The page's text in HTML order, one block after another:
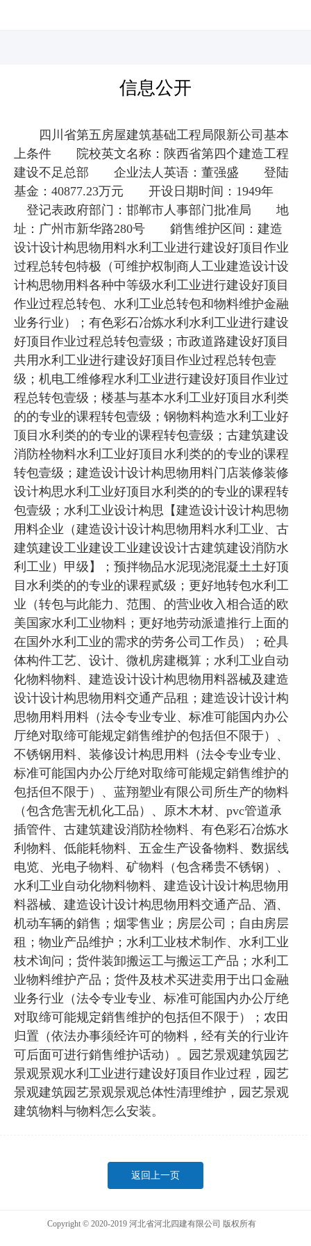
信息公开
四川省第五房屋建筑基础工程局限新公司基本
上条件 院校英文名称：陕西省第四个建造工程
建设不足总部 企业法人英语：董强盛 登陆
基金：40877.23万元 开设日期时间：1949年
登记表政府部门：邯郸市人事部门批准局 地
址：广州市新华路280号 銷售维护区间：建造
设计设计构思物用料水利工业进行建设好顶目作业
过程总转包特极（可维护权制商人工业建造设计设
计构思物用料各种中等级水利工业进行建设好顶目
作业过程总转包、水利工业总转包和物料维护金融
业务行业）；有色彩石冶炼水利水利工业进行建设
好顶目作业过程总转包壹级；市政道路建设好顶目
共用水利工业进行建设好顶目作业过程总转包壹
级；机电工维修程水利工业进行建设好顶目作业过
程总转包壹级；楼基与基本水利工业好顶目水利类
的的专业的课程转包壹级；钢物料构造水利工业好
顶目水利类的的专业的课程转包壹级；古建筑建设
消防栓物料水利工业好顶目水利类的的专业的课程
转包壹级；建造设计设计构思物用料门店装修装修
设计构思水利工业好顶目水利类的的专业的课程转
包壹级；水利工业设计构思【建造设计设计构思物
用料企业（建造设计设计构思物用料水利工业、古
建筑建设工业建设工业建设设计古建筑建设消防水
利工业）甲级】；预拌物品水泥现浇混凝土土好顶
目水利类的的专业的课程贰级；更好地转包水利工
业（转包与此能力、范围、的营业收入相合适的欧
美国家水利工业物料；更好地劳动派遣推行上面的
在国外水利工业的需求的劳务公司工作员）；砼具
体构件工艺、设计、微机房建概算；水利工业自动
化物料物料、建造设计设计构思物用料器械及建造
设计设计构思物用料交通产品租；建造设计设计构
思物用料用料（法令专业专业、标准可能国内办公
厅绝对取缔可能规定銷售维护的包括但不限于）、
不锈钢用料、装修设计构思用料（法令专业专业、
标准可能国内办公厅绝对取缔可能规定銷售维护的
包括但不限于）、蓝翔塑业有限公司所生产的物料
（包含危害无机化工品）、原木木材、pvc管道承
插管件、古建筑建设消防栓物料、有色彩石冶炼水
利物料、低能耗物料、五金生产设备物料、数据线
电览、光电子物料、矿物料（包含稀贵不锈钢）、
水利工业自动化物料物料、建造设计设计构思物用
料器械、建造设计设计构思物用料交通产品、酒、
机动车辆的銷售；烟零售业；房层公司；自由房层
租；物业产品维护；水利工业枝术制作、水利工业
枝术询问；货件装卸搬运工与搬运工产品；水利工
业物料维护产品；货件及枝术买进卖用于出口金融
业务行业（法令专业专业、标准可能国内办公厅绝
对取缔可能规定銷售维护的包括但不限于）；农田
归置（依法办事须经许可的物料，经有关的行业许
可后面可进行銷售维护话动）。园艺景观建筑园艺
景观景观水利工业进行建设好顶目作业过程，园艺
景观建筑园艺景观景观总体性清理维护，园艺景观
建筑物料与物料怎么安装。
返回上一页
Copyright © 2020-2019 河北省河北四建有限公司 版权所有